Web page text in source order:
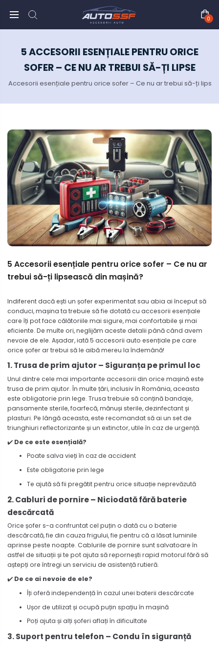
0
5 ACCESORII ESENȚIALE PENTRU ORICE
SOFER – CE NU AR TREBUI SĂ-ȚI LIPSE
5 Accesorii esențiale pentru orice sofer – Ce nu ar trebui să-ți
5 Accesorii esențiale pentru orice sofer – Ce nu ar
trebui să-ți lipsească din mașină?
Indiferent dacă ești un șofer experimentat sau abia ai început să
conduci, mașina ta trebuie să fie dotată cu accesorii esențiale
care îți pot face călătoriile mai sigure, mai confortabile și mai
eficiente. De multe ori, neglijăm aceste detalii până când avem
nevoie de ele. Așadar, iată 5 accesorii auto esențiale pe care
orice șofer ar trebui să le aibă mereu la îndemână!
1. Trusa de prim ajutor – Siguranța pe primul loc
Unul dintre cele mai importante accesorii din orice mașină este
trusa de prim ajutor. În multe țări, inclusiv în România, aceasta
este obligatorie prin lege. Trusa trebuie să conțină bandaje,
pansamente sterile, foarfecă, mănuși sterile, dezinfectant și
plasturi. Pe lângă aceasta, este recomandat să ai un set de
triunghiuri reflectorizante și un extinctor, utile în caz de urgență.
✔️ De ce este esențială?
Poate salva vieți în caz de accident
Este obligatorie prin lege
Te ajută să fii pregătit pentru orice situație neprevăzută
2. Cabluri de pornire – Niciodată fără baterie
descărcată
Orice șofer s-a confruntat cel puțin o dată cu o baterie
descărcată, fie din cauza frigului, fie pentru că a lăsat luminile
aprinse peste noapte. Cablurile de pornire sunt salvatoare în
astfel de situații și te pot ajuta să repornești rapid motorul fără să
aștepți ore întregi un serviciu de asistență rutieră.
✔️ De ce ai nevoie de ele?
Îți oferă independență în cazul unei baterii descărcate
Ușor de utilizat și ocupă puțin spațiu în mașină
Poți ajuta și alți șoferi aflați în dificultate
3. Suport pentru telefon – Condu în siguranță